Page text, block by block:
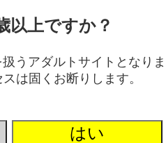
以上ですか？
うアダルトサイトとなりま
は固くお断りします。
はい
)
（２２２００
７）